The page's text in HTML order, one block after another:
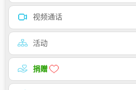
视频通话
活动
捐赠